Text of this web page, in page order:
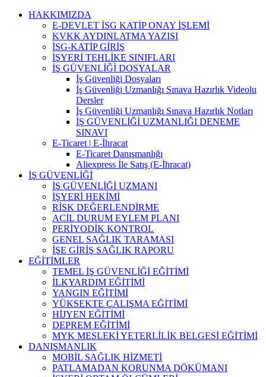
Skip
HAKKIMIZDA
E-DEVLET İSG KATİP ONAY İŞLEMİ
KVKK AYDINLATMA YAZISI
İSG-KATİP GİRİŞ
İŞYERİ TEHLİKE SINIFLARI
İŞ GÜVENLİĞİ DOSYALAR
İş Güvenliği Dosyaları
İş Güvenliği Uzmanlığı Sınava Hazırlık Videolu
Dersler
İş Güvenliği Uzmanlığı Sınava Hazırlık Notları
İŞ GÜVENLİĞİ UZMANLIĞI DENEME
SINAVI
E-Ticaret | E-İhracat
E-Ticaret Danışmanlığı
Aliexpress İle Satış (E-İhracat)
İŞ GÜVENLİĞİ
İŞ GÜVENLİĞİ UZMANI
İŞYERİ HEKİMİ
RİSK DEĞERLENDİRME
ACİL DURUM EYLEM PLANI
PERİYODİK KONTROL
GENEL SAĞLIK TARAMASI
İŞE GİRİŞ SAĞLIK RAPORU
EĞİTİMLER
TEMEL İŞ GÜVENLİĞİ EĞİTİMİ
İLKYARDIM EĞİTİMİ
YANGIN EĞİTİMİ
YÜKSEKTE ÇALIŞMA EĞİTİMİ
HİJYEN EĞİTİMİ
DEPREM EĞİTİMİ
MYK MESLEKİ YETERLİLİK BELGESİ EĞİTİMİ
DANIŞMANLIK
MOBİL SAĞLIK HİZMETİ
PATLAMADAN KORUNMA DÖKÜMANI